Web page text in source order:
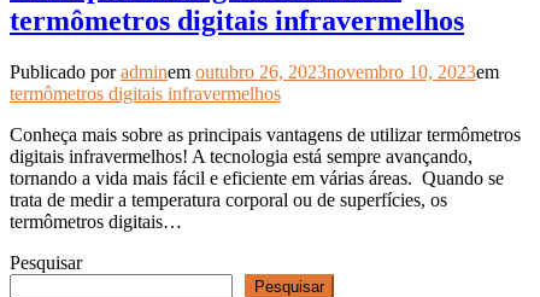
termômetros digitais infravermelhos
Publicado poradminem outubro 26, 2023novembro 10, 2023em
termômetros digitais infravermelhos
Conheça mais sobre as principais vantagens de utilizar termômetros
digitais infravermelhos! A tecnologia está sempre avançando,
tornando a vida mais fácil e eficiente em várias áreas. Quando se
trata de medir a temperatura corporal ou de superfícies, os
termômetros digitais…
Pesquisar
Pesquisar